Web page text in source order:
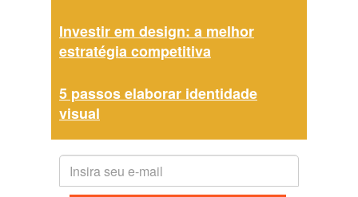
Investir em design: a melhor
estratégia competitiva
5 passos elaborar identidade
visual